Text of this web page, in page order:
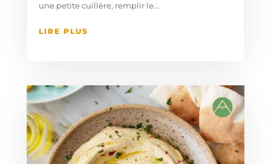
une petite cuillère, remplir le...
LIRE PLUS